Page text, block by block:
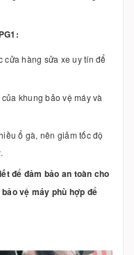
cửa hàng sửa xe uy tín để
khung bảo vệ máy và
ổ gà, nên giảm tốc độ
để đảm bảo an toàn cho
vệ máy phù hợp để